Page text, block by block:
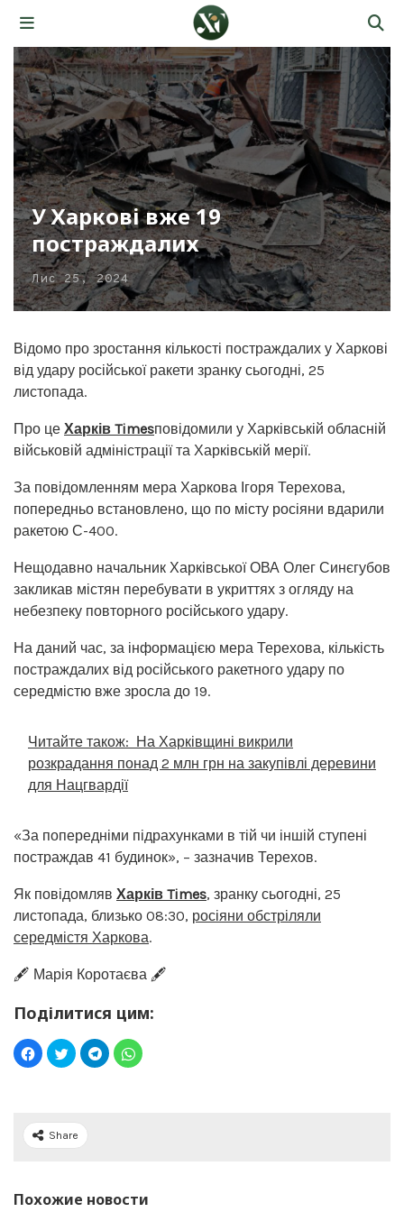
У Харкові вже 19
постраждалих
Лис 25, 2024
Відомо про зростання кількості постраждалих у Харкові
від удару російської ракети зранку сьогодні, 25
листопада.
Про це Харків Timesповідомили у Харківській обласній
військовій адміністрації та Харківській мерії.
За повідомленням мера Харкова Ігоря Терехова,
попередньо встановлено, що по місту росіяни вдарили
ракетою С-400.
Нещодавно начальник Харківської ОВА Олег Синєгубов
закликав містян перебувати в укриттях з огляду на
небезпеку повторного російського удару.
На даний час, за інформацією мера Терехова, кількість
постраждалих від російського ракетного удару по
середмістю вже зросла до 19.
Читайте також: На Харківщині викрили
розкрадання понад 2 млн грн на закупівлі деревини
для Нацгвардії
«За попередніми підрахунками в тій чи іншій ступені
постраждав 41 будинок», – зазначив Терехов.
Як повідомляв Харків Times, зранку сьогодні, 25
листопада, близько 08:30, росіяни обстріляли
середмістя Харкова.
🖋️ Марія Коротаєва 🖋️
Поділитися цим:
Share
Похожие новости